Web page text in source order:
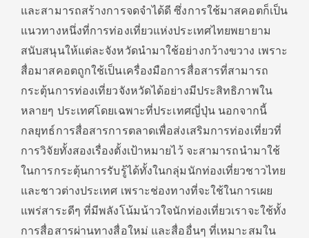
และสามารถสร้างการจดจำได้ดี ซึ่งการใช้มาสคอตก็เป็น
แนวทางหนึ่งที่การท่องเที่ยวแห่งประเทศไทยพยายาม
สนับสนุนให้แต่ละจังหวัดนำมาใช้อย่างกว้างขวาง เพราะ
สื่อมาสคอตถูกใช้เป็นเครื่องมือการสื่อสารที่สามารถ
กระตุ้นการท่องเที่ยวจังหวัดได้อย่างมีประสิทธิภาพใน
หลายๆ ประเทศโดยเฉพาะที่ประเทศญี่ปุ่น นอกจากนี้
กลยุทธ์การสื่อสารการตลาดเพื่อส่งเสริมการท่องเที่ยวที่
การวิจัยทั้งสองเรื่องตั้งเป้าหมายไว้ จะสามารถนำมาใช้
ในการกระตุ้นการรับรู้ได้ทั้งในกลุ่มนักท่องเที่ยวชาวไทย
และชาวต่างประเทศ เพราะช่องทางที่จะใช้ในการเผย
แพร่สาระดีๆ ที่มีพลังโน้มน้าวใจนักท่องเที่ยวเราจะใช้ทั้ง
การสื่อสารผ่านทางสื่อใหม่ และสื่ออื่นๆ ที่เหมาะสมใน